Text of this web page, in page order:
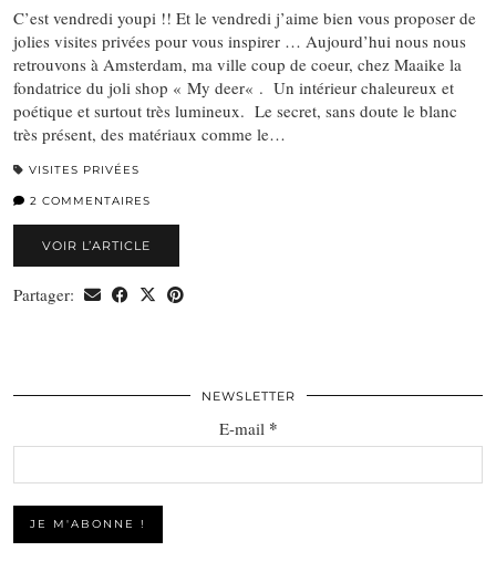
C’est vendredi youpi !! Et le vendredi j’aime bien vous proposer de
jolies visites privées pour vous inspirer … Aujourd’hui nous nous
retrouvons à Amsterdam, ma ville coup de coeur, chez Maaike la
fondatrice du joli shop « My deer« . Un intérieur chaleureux et
poétique et surtout très lumineux. Le secret, sans doute le blanc
très présent, des matériaux comme le…
VISITES PRIVÉES
2 COMMENTAIRES
VOIR L’ARTICLE
Partager:
NEWSLETTER
E-mail *